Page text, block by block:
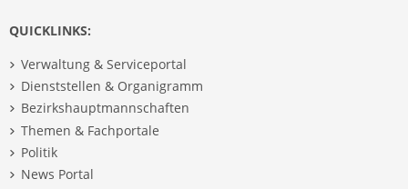
QUICKLINKS:
Verwaltung & Serviceportal
Dienststellen & Organigramm
Bezirkshauptmannschaften
Themen & Fachportale
Politik
News Portal